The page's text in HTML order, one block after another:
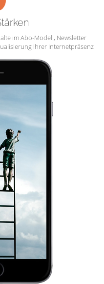
im Abo-Modell, Newsletter
Ihrer Internetpräsenz